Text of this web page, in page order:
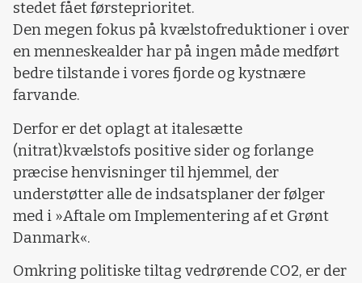
stedet fået førsteprioritet.
Den megen fokus på kvælstofreduktioner i over
en menneskealder har på ingen måde medført
bedre tilstande i vores fjorde og kystnære
farvande.
Derfor er det oplagt at italesætte
(nitrat)kvælstofs positive sider og forlange
præcise henvisninger til hjemmel, der
understøtter alle de indsatsplaner der følger
med i »Aftale om Implementering af et Grønt
Danmark«.
Omkring politiske tiltag vedrørende CO2, er der